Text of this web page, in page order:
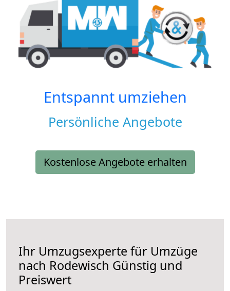
Entspannt umziehen
Persönliche Angebote
Kostenlose Angebote erhalten
Ihr Umzugsexperte für Umzüge
nach Rodewisch Günstig und
Preiswert